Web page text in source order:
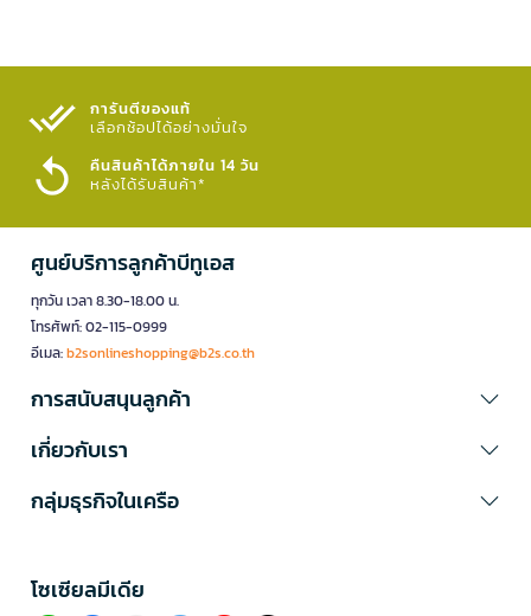
การันตีของแท้
เลือกช้อปได้อย่างมั่นใจ​
คืนสินค้าได้ภายใน 14 วัน
หลังได้รับสินค้า*
ศูนย์บริการลูกค้าบีทูเอส
ทุกวัน เวลา 8.30-18.00 น.
โทรศัพท์: 02-115-0999
อีเมล:b2sonlineshopping@b2s.co.th
การสนับสนุนลูกค้า
เกี่ยวกับเรา
กลุ่มธุรกิจในเครือ
โซเซียลมีเดีย​